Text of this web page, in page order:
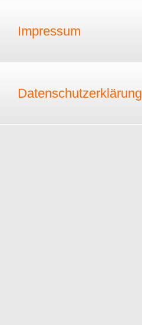
Impressum
Datenschutzerklärung